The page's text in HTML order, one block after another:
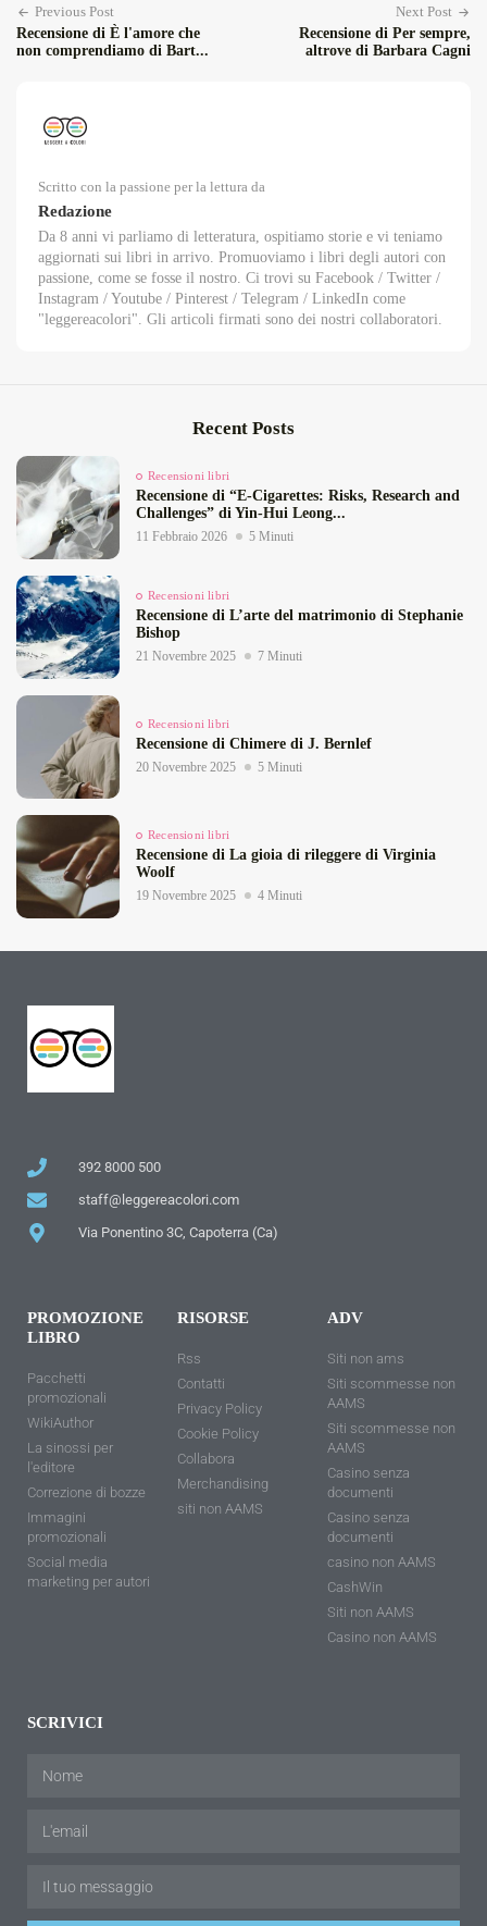
Previous Post
Recensione di È l'amore che
non comprendiamo di Bart...
Next Post
Recensione di Per sempre,
altrove di Barbara Cagni
Scritto con la passione per la lettura da
Redazione
Da 8 anni vi parliamo di letteratura, ospitiamo storie e vi teniamo
aggiornati sui libri in arrivo. Promuoviamo i libri degli autori con
passione, come se fosse il nostro. Ci trovi su Facebook / Twitter /
Instagram / Youtube / Pinterest / Telegram / LinkedIn come
"leggereacolori". Gli articoli firmati sono dei nostri collaboratori.
Recent Posts
Recensioni libri
Recensione di “E‑Cigarettes: Risks, Research and
Challenges” di Yin‑Hui Leong...
11 Febbraio 2026 5 Minuti
Recensioni libri
Recensione di L’arte del matrimonio di Stephanie
Bishop
21 Novembre 2025 7 Minuti
Recensioni libri
Recensione di Chimere di J. Bernlef
20 Novembre 2025 5 Minuti
Recensioni libri
Recensione di La gioia di rileggere di Virginia
Woolf
19 Novembre 2025 4 Minuti
392 8000 500
staff@leggereacolori.com
Via Ponentino 3C, Capoterra (Ca)
PROMOZIONE
LIBRO
Pacchetti
promozionali
WikiAuthor
La sinossi per
l'editore
Correzione di bozze
Immagini
promozionali
Social media
marketing per autori
RISORSE
Rss
Contatti
Privacy Policy
Cookie Policy
Collabora
Merchandising
siti non AAMS
ADV
Siti non ams
Siti scommesse non
AAMS
Siti scommesse non
AAMS
Casino senza
documenti
Casino senza
documenti
casino non AAMS
CashWin
Siti non AAMS
Casino non AAMS
SCRIVICI